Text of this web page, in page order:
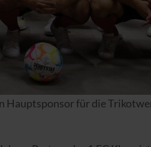
Hauptsponsor für die